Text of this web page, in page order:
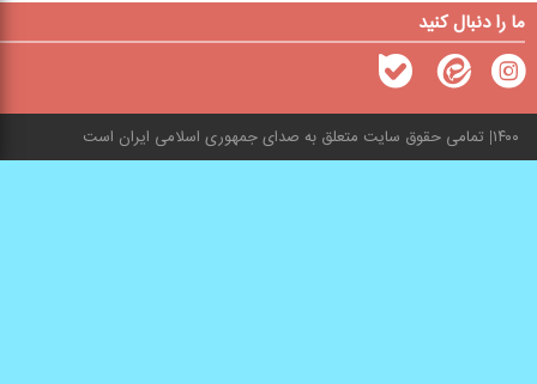
ما را دنبال کنید
۱۴۰۰ تمامی حقوق سایت متعلق به صدای جمهوری اسلامی ایران است